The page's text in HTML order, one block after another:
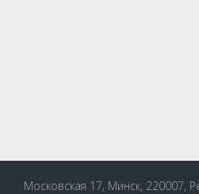
Московская 17, Минск, 220007,